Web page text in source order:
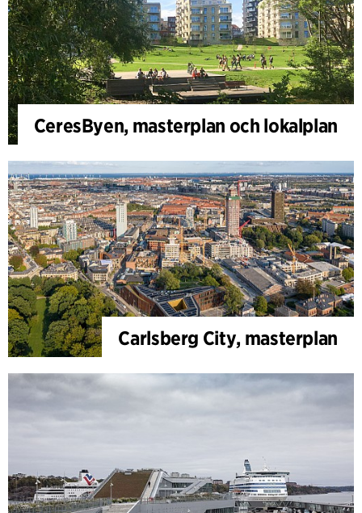
CeresByen, masterplan och lokalplan
Carlsberg City, masterplan